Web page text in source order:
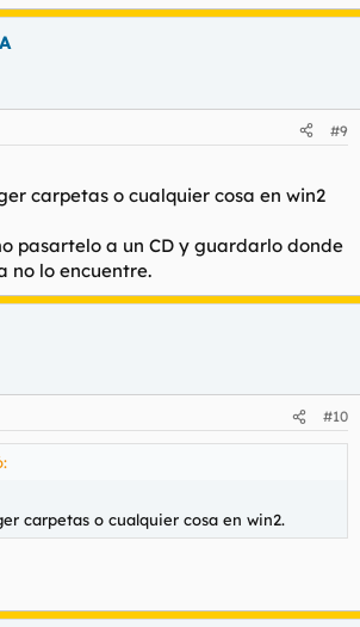
#9
carpetas o cualquier cosa en win2
pasartelo a un CD y guardarlo donde
no lo encuentre.
#10
carpetas o cualquier cosa en win2.